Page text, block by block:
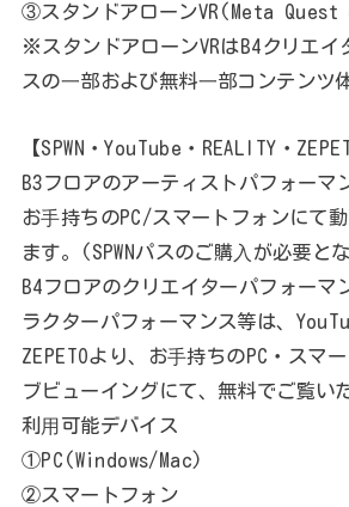
③スタンドアローンVR(Meta
※スタンドアローンVRはB4クリエイ
スの⼀部および無料⼀部コンテンツ
【SPWN・YouTube・REALITY・
B3フロアのアーティストパフォーマ
お⼿持ちのPC/スマートフォンにて
ます。(SPWNパスのご購⼊が必要と
B4フロアのクリエイターパフォーマ
ラクターパフォーマンス等は、
ZEPETOより、お⼿持ちのPC・スマ
ブビューイングにて、無料でご覧い
利⽤可能デバイス
①PC(Windows/Mac)
②スマートフォン